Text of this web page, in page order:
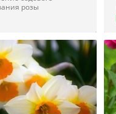
розы